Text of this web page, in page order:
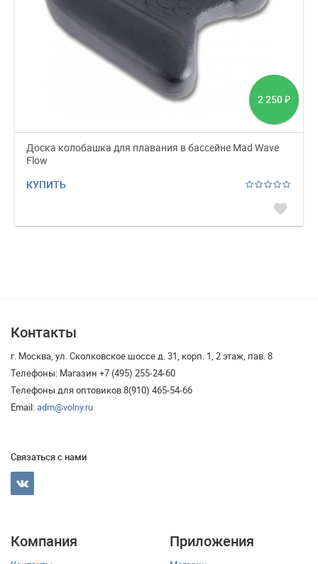
2 250 ₽
Доска колобашка для плавания в бассейне Mad Wave
Flow
КУПИТЬ
favorite
Контакты
г. Москва, ул. Сколковское шоссе д. 31, корп. 1, 2 этаж, пав. 8
Телефоны: Магазин +7 (495) 255-24-60
Телефоны для оптовиков 8(910) 465-54-66
Email:adm@volny.ru
Связаться с нами
Компания Приложения